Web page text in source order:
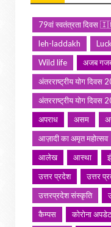
79वां स्वतंत्रता दिवस
leh-laddakh
Wild life
अजब
अंतरराष्ट्रीय योग दिवस
अंतरराष्ट्रीय योग दिवस
अपराध
असम
आज़ादी का अमृत महोत्सव
आलेख
आस्था
उत्तर प्रदेश
उत्तर
उत्तरप्रदेश संस्कृति
कैम्पस
कोरोना अपडेट